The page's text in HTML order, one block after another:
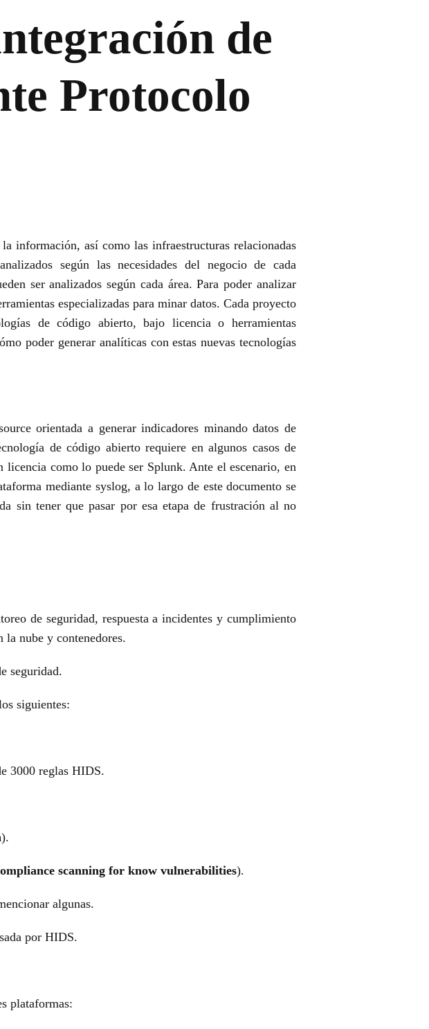
de
Protocolo
información, así como las infraestructuras relacionadas
según las necesidades del negocio de cada
ser analizados según cada área. Para poder analizar
especializadas para minar datos. Cada proyecto
de código abierto, bajo licencia o herramientas
poder generar analíticas con estas nuevas tecnologías
orientada a generar indicadores minando datos de
de código abierto requiere en algunos casos de
como lo puede ser Splunk. Ante el escenario, en
mediante syslog, a lo largo de este documento se
sin tener que pasar por esa etapa de frustración al no
de seguridad, respuesta a incidentes y cumplimiento
nube y contenedores.
seguridad.
siguientes:
3000 reglas HIDS.
).
scanning for know vulnerabilities).
algunas.
por HIDS.
plataformas: